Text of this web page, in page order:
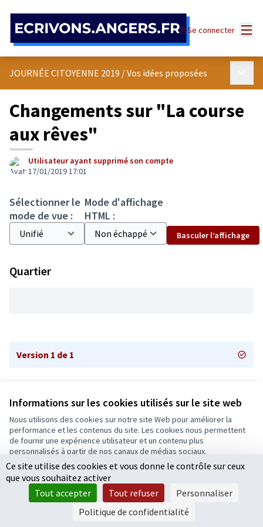
Informations sur les cookies utilisés sur le site web
Nous utilisons des cookies sur notre site Web pour améliorer la
performance et les contenus du site. Les cookies nous permettent
de fournir une expérience utilisateur et un contenu plus
personnalisés à partir de nos canaux de médias sociaux.
Tout accepter
Accepter seulement les cookies essentiels
Paramètres
Se connecter
JOURNÉE CITOYENNE 2019 /Vos idées proposées
Changements sur "La course
aux rêves"
Utilisateur ayant supprimé son compte
17/01/2019 17:01
Sélectionner le
mode de vue :
Mode d'affichage
HTML :
Basculer l’affichage
Quartier
Version 1 de 1
Conditions d'utilisation
Paramètres des cookies
Ecrivons Angers sur X
(Lien externe)
Ecrivons Angers sur Facebook
(Lien externe)
logiciel libre Decidim
(Lien externe)
.
Licence
(Lien
Ce site utilise des cookies et vous donne le contrôle sur ceux
que vous souhaitez activer
Tout accepter
Tout refuser
Personnaliser
Politique de confidentialité